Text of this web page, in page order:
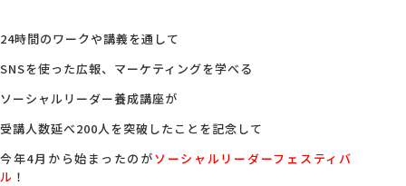
24時間のワークや講義を通して
SNSを使った広報、マーケティングを学べる
ソーシャルリーダー養成講座が
受講人数延べ200人を突破したことを記念して
今年4月から始まったのがソーシャルリーダーフェスティバ
ル ！